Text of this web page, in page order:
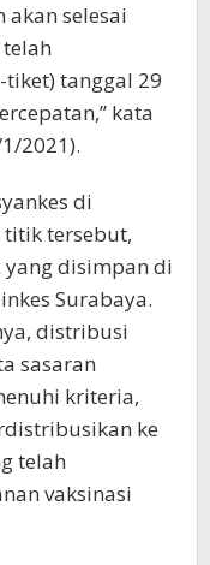
akan selesai
tanggal 29
kata
2021).
di
tersebut,
yang disimpan di
Surabaya.
distribusi
sasaran
kriteria,
ke
telah
vaksinasi